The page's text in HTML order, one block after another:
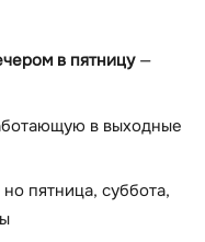
в пятницу—
в выходные
пятница, суббота,